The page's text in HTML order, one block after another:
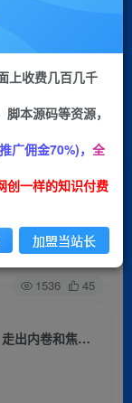
下载
GO
识通：走出内
关注 私信
1536 45
（7156期）领跑·AI时代-未来教育·知识通：走出内卷和焦虑，面向未来做教育
上收费几百几千
本源码等资源，
广佣金70%)， 全
创一样的知识付费
加盟当站长